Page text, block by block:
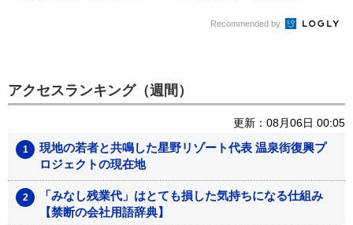
Recommended by
アクセスランキング（週間）
更新：08月06日 00:05
現地の若者と共鳴した星野リゾート代表 温泉街復興プ
ロジェクトの現在地
「みなし残業代」はとても損した気持ちになる仕組み
【禁断の会社用語辞典】